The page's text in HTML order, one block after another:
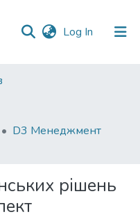
Log In (current)
D3 Менеджмент
рішень